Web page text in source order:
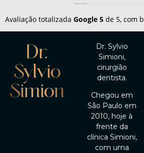
Avaliação totalizada Google 5de 5, com
Dr.
Sylvio
Simioni
Dr. Sylvio
Simioni,
cirurgião
dentista.
Chegou em
São Paulo em
2010, hoje à
frente da
clínica Simioni,
com uma